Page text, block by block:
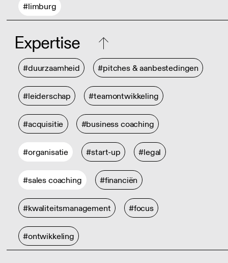
#limburg
Expertise
#duurzaamheid #pitches & aanbestedingen
#leiderschap #teamontwikkeling
#acquisitie #business coaching
#organisatie #start-up #legal
#sales coaching #financiën
#kwaliteitsmanagement #focus
#ontwikkeling